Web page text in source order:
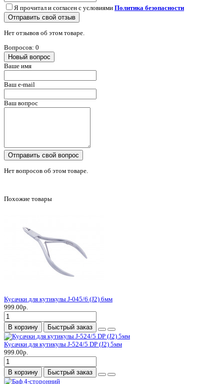
Я прочитал и согласен с условиями Политика безопасности
Отправить свой отзыв
Нет отзывов об этом товаре.
Вопросов: 0
Новый вопрос
Ваше имя
Ваш e-mail
Ваш вопрос
Отправить свой вопрос
Нет вопросов об этом товаре.
Похожие товары
Кусачки для кутикулы J-045/6 (J2) 6мм
999.00р.
В корзину Быстрый заказ
Кусачки для кутикулы J-524/5 DP (J2) 5мм
999.00р.
В корзину Быстрый заказ